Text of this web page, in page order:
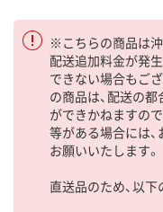
※こちらの商品は沖
配送追加料金が発
できない場合もご
の商品は、配送の
ができかねますの
等がある場合には
お願いいたします。
直送品のため、以下